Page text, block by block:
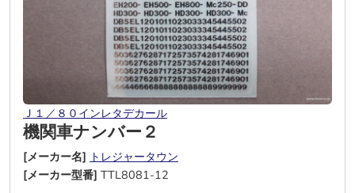
Ｊ１／８０インレタデカール
機関車ナンバー２
[メーカー名] トレジャータウン
[メーカー型番] TTL8081-12